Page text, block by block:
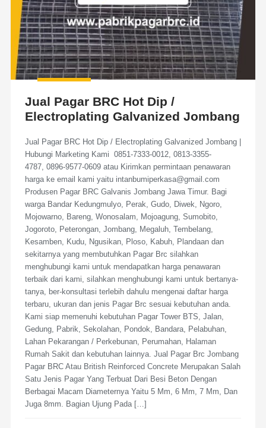
Jual Pagar BRC Hot Dip /
Electroplating Galvanized Jombang
Jual Pagar BRC Hot Dip / Electroplating Galvanized Jombang |
Hubungi Marketing Kami 0851-7333-0012, 0813-3355-
4787, 0896-9577-0609 atau Kirimkan permintaan penawaran
harga ke email kami yaitu intanbumiperkasa@gmail.com
Produsen Pagar BRC Galvanis Jombang Jawa Timur. Bagi
warga Bandar Kedungmulyo, Perak, Gudo, Diwek, Ngoro,
Mojowarno, Bareng, Wonosalam, Mojoagung, Sumobito,
Jogoroto, Peterongan, Jombang, Megaluh, Tembelang,
Kesamben, Kudu, Ngusikan, Ploso, Kabuh, Plandaan dan
sekitarnya yang membutuhkan Pagar Brc silahkan
menghubungi kami untuk mendapatkan harga penawaran
terbaik dari kami, silahkan menghubungi kami untuk bertanya-
tanya, ber-konsultasi terlebih dahulu mengenai daftar harga
terbaru, ukuran dan jenis Pagar Brc sesuai kebutuhan anda.
Kami siap memenuhi kebutuhan Pagar Tower BTS, Jalan,
Gedung, Pabrik, Sekolahan, Pondok, Bandara, Pelabuhan,
Lahan Pekarangan / Perkebunan, Perumahan, Halaman
Rumah Sakit dan kebutuhan lainnya. Jual Pagar Brc Jombang
Pagar BRC Atau British Reinforced Concrete Merupakan Salah
Satu Jenis Pagar Yang Terbuat Dari Besi Beton Dengan
Berbagai Macam Diameternya Yaitu 5 Mm, 6 Mm, 7 Mm, Dan
Juga 8mm. Bagian Ujung Pada […]